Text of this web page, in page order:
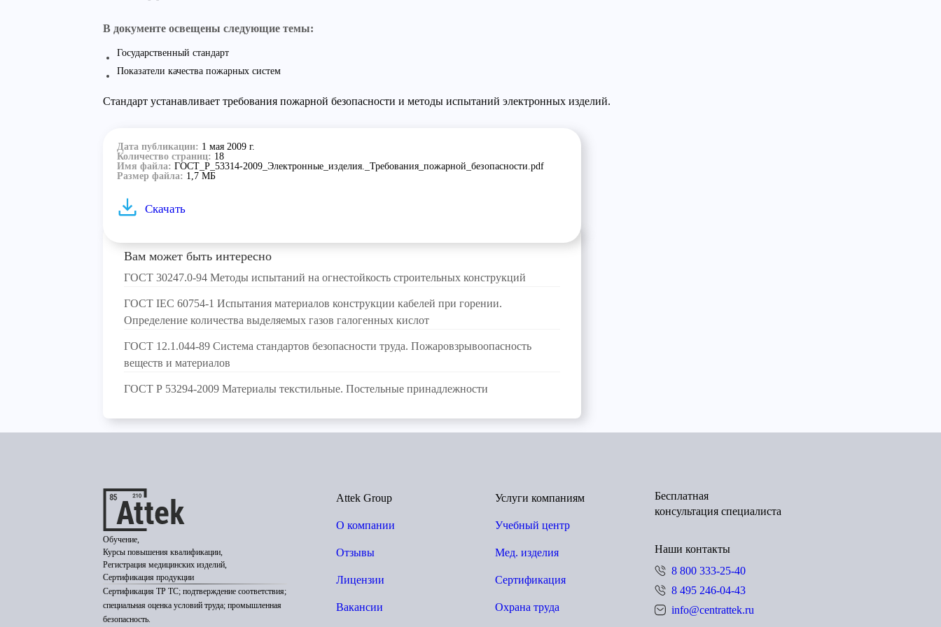
В документе освещены следующие темы:
Государственный стандарт
Показатели качества пожарных систем
Стандарт устанавливает требования пожарной безопасности и методы испытаний электронных изделий.
Дата публикации: 1 мая 2009 г.
Количество страниц: 18
Имя файла: ГОСТ_Р_53314-2009_Электронные_изделия._Требования_пожарной_безопасности.pdf
Размер файла: 1,7 МБ
Скачать
Вам может быть интересно
ГОСТ 30247.0-94 Методы испытаний на огнестойкость строительных конструкций
ГОСТ IEC 60754-1 Испытания материалов конструкции кабелей при горении.
Определение количества выделяемых газов галогенных кислот
ГОСТ 12.1.044-89 Система стандартов безопасности труда. Пожаровзрывоопасность
веществ и материалов
ГОСТ Р 53294-2009 Материалы текстильные. Постельные принадлежности
Обучение,
Курсы повышения квалификации,
Регистрация медицинских изделий,
Сертификация продукции
Сертификация ТР ТС; подтверждение соответствия;
специальная оценка условий труда; промышленная
безопасность.
Attek Group
О компании
Отзывы
Лицензии
Вакансии
Услуги компаниям
Учебный центр
Мед. изделия
Сертификация
Охрана труда
Бесплатная
консультация специалиста
Наши контакты
8 800 333-25-40
8 495 246-04-43
info@centrattek.ru